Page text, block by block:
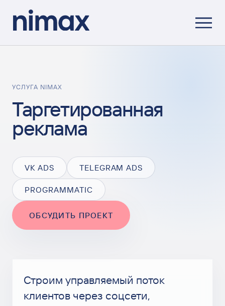
УСЛУГА NIMAX
Таргетированная
реклама
VK ADS TELEGRAM ADS
PROGRAMMATIC
ОБСУДИТЬ ПРОЕКТ
Строим управляемый поток
клиентов через соцсети,